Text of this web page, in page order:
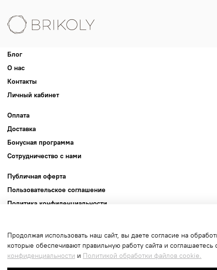
Блог
О нас
Контакты
Личный кабинет
Оплата
Доставка
Бонусная программа
Сотрудничество с нами
Публичная оферта
Пользовательское соглашение
Политика конфиденциальности
Интернет-магазин создан на inSales
Продолжая использовать наш сайт, вы даете согласие на
которые обеспечивают правильную работу сайта и соглашаетесь
конфиденциальности и Политикой обработки файлов cookie.